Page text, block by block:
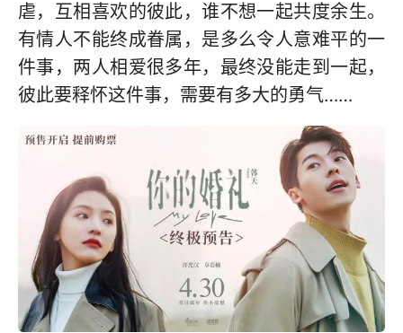
虐，互相喜欢的彼此，谁不想一起共度余生。
有情人不能终成眷属，是多么令人意难平的一
件事，两人相爱很多年，最终没能走到一起，
彼此要释怀这件事，需要有多大的勇气……